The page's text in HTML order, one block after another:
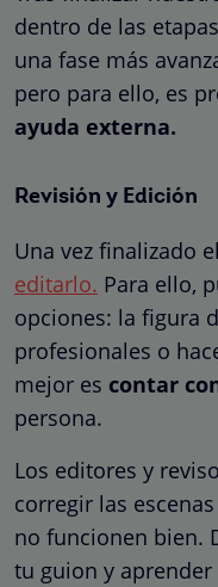
dentro de las
una fase más
pero para ello, es
ayuda externa.
Revisión y Edición
Una vez finalizado
editarlo. Para ello,
opciones: la figura
profesionales o
mejor es contar
persona.
Los editores y
corregir las
no funcionen bien.
tu guion y